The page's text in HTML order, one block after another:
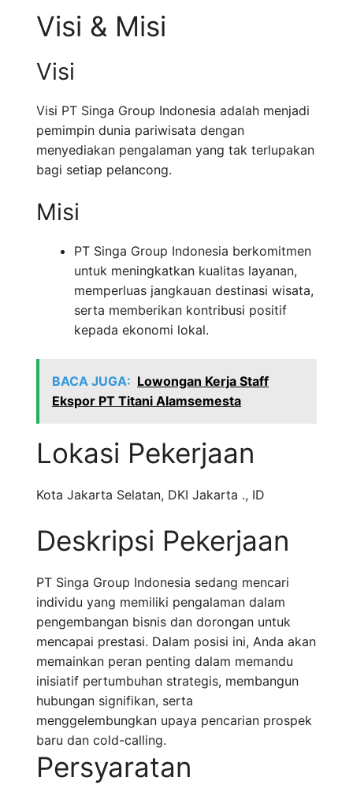
Visi & Misi
Visi
Visi PT Singa Group Indonesia adalah menjadi
pemimpin dunia pariwisata dengan
menyediakan pengalaman yang tak terlupakan
bagi setiap pelancong.
Misi
PT Singa Group Indonesia berkomitmen
untuk meningkatkan kualitas layanan,
memperluas jangkauan destinasi wisata,
serta memberikan kontribusi positif
kepada ekonomi lokal.
BACA JUGA: Lowongan Kerja Staff
Ekspor PT Titani Alamsemesta
Lokasi Pekerjaan
Kota Jakarta Selatan, DKI Jakarta ., ID
Deskripsi Pekerjaan
PT Singa Group Indonesia sedang mencari
individu yang memiliki pengalaman dalam
pengembangan bisnis dan dorongan untuk
mencapai prestasi. Dalam posisi ini, Anda akan
memainkan peran penting dalam memandu
inisiatif pertumbuhan strategis, membangun
hubungan signifikan, serta
menggelembungkan upaya pencarian prospek
baru dan cold-calling.
Persyaratan